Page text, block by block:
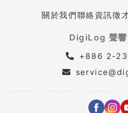
關於我們聯絡資訊徵
DigiLog 聲響
+886 2-